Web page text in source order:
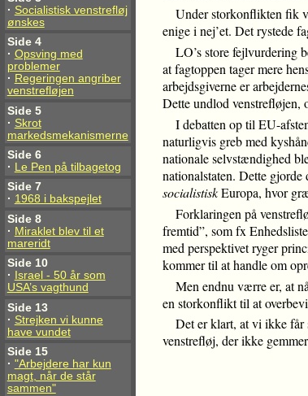
· Socialistisk venstrefløj
ønskes
Side 4
· Opsving med
problemer
· Regeringen angriber
venstrefløjen
Side 5
· Skrot
markedsmekanismerne
Side 6
·
Le Pen på tilbagetog
Side 7
· 1968 i bakspejlet
Side 8
· Miraklet blev til et
mareridt
Side 10
·
Israel - 50 år som
USA’s vagthund
Side 13
· Strejken vi kunne
have vundet
Side 15
· "Arbejdere har kun
magt, når de står
sammen"
Under storkonflikten fik
enige i nej’et. Det rystede
LO’s store fejlvurdering
at fagtoppen tager mere
arbejdsgiverne er
Dette undlod venstrefløjen,
I debatten op til EU-
naturligvis greb med
nationale selvstændighed
nationalstaten. Dette
socialistiskEuropa, hvor
Forklaringen på
fremtid”, som fx
med perspektivet ryger
kommer til at handle om
Men endnu værre er, at
en storkonflikt til at
Det er klart, at vi ikke får
venstrefløj, der ikke